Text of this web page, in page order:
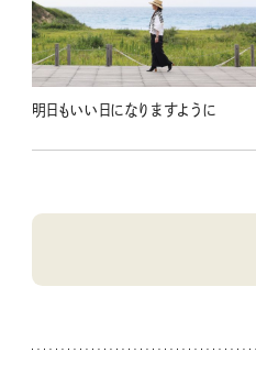
明日もいい日になりますように